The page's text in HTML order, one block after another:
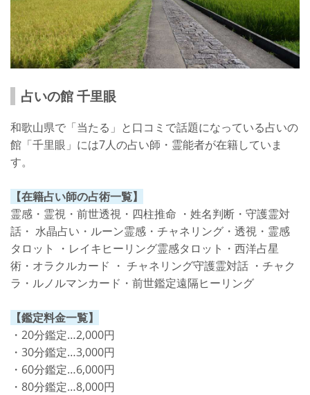
占いの館 千里眼
和歌山県で「当たる」と口コミで話題になっている占いの
館「千里眼」には7人の占い師・霊能者が在籍していま
す。
【在籍占い師の占術一覧】
霊感・霊視・前世透視・四柱推命 ・姓名判断・守護霊対
話・ 水晶占い・ルーン霊感・チャネリング・透視・霊感
タロット ・レイキヒーリング霊感タロット・西洋占星
術・オラクルカード ・ チャネリング守護霊対話 ・チャク
ラ・ルノルマンカード・前世鑑定遠隔ヒーリング
【鑑定料金一覧】
・20分鑑定…2,000円
・30分鑑定…3,000円
・60分鑑定…6,000円
・80分鑑定…8,000円